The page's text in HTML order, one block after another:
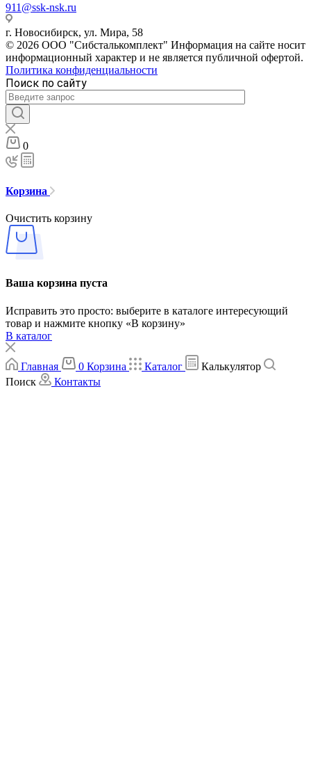
911@ssk-nsk.ru
г. Новосибирск, ул. Мира, 58
© 2026 ООО "Сибсталькомплект" Информация на сайте носит
информационный характер и не является публичной офертой.
Политика конфиденциальности
Поиск по сайту
0
Корзина
Очистить корзину
Ваша корзина пуста
Исправить это просто: выберите в каталоге интересующий
товар и нажмите кнопку «В корзину»
В каталог
Главная 0 Корзина Каталог
Калькулятор
Поиск
Контакты